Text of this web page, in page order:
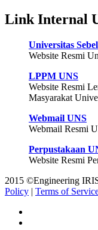
Link Internal
Universitas
Website Resmi
LPPM UNS
Website Resmi
Masyarakat
Webmail UNS
Webmail Resmi
Perpustakaan
Website Resmi
2015 ©Engineering
Policy | Terms of